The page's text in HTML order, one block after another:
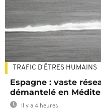
TRAFIC D'ÊTRES HUMAINS
Espagne : vaste
démantelé en
Il y a 4 heures